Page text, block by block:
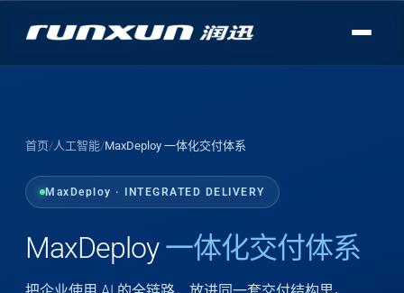
首页/人工智能/MaxDeploy 一体化交付体系
MaxDeploy · INTEGRATED DELIVERY
MaxDeploy一体化交付体系